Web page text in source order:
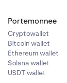
Portemonnee
Cryptowallet
Bitcoin wallet
Ethereum wallet
Solana wallet
USDT wallet